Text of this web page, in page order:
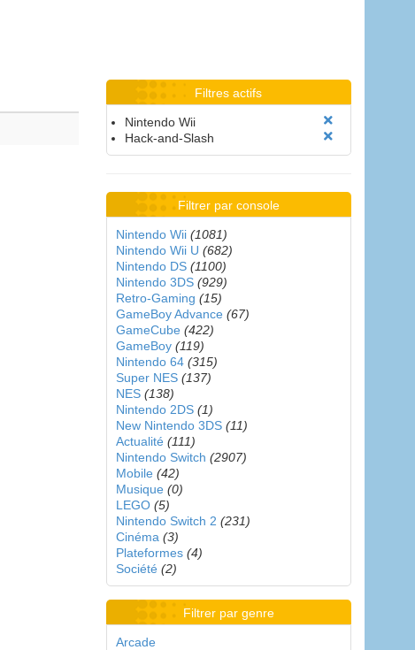
Filtres actifs
Nintendo Wii
Hack-and-Slash
Filtrer par console
Nintendo Wii (1081)
Nintendo Wii U (682)
Nintendo DS (1100)
Nintendo 3DS (929)
Retro-Gaming (15)
GameBoy Advance (67)
GameCube (422)
GameBoy (119)
Nintendo 64 (315)
Super NES (137)
NES (138)
Nintendo 2DS (1)
New Nintendo 3DS (11)
Actualité (111)
Nintendo Switch (2907)
Mobile (42)
Musique (0)
LEGO (5)
Nintendo Switch 2 (231)
Cinéma (3)
Plateformes (4)
Société (2)
Filtrer par genre
Arcade